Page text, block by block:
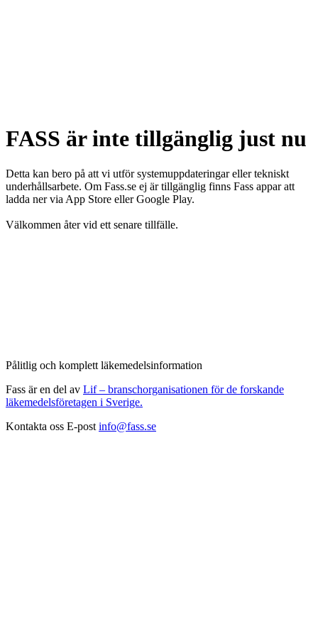
FASS är inte tillgänglig just nu
Detta kan bero på att vi utför systemuppdateringar eller tekniskt
underhållsarbete. Om Fass.se ej är tillgänglig finns Fass appar att
ladda ner via App Store eller Google Play.
Välkommen åter vid ett senare tillfälle.
Pålitlig och komplett läkemedelsinformation
Fass är en del av Lif – branschorganisationen för de forskande
läkemedelsföretagen i Sverige.
Kontakta oss E-post info@fass.se